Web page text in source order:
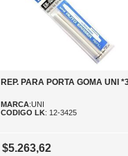
REP. PARA PORTA GOMA UNI
MARCA:UNI
CODIGO LK: 12-3425
$5.263,62